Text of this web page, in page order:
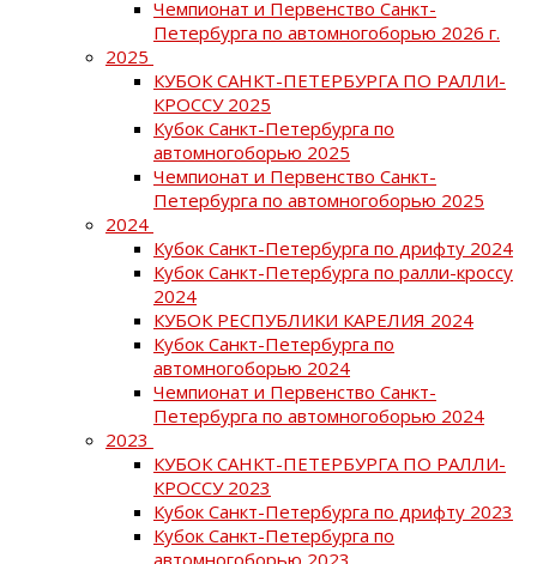
Чемпионат и Первенство Санкт-
Петербурга по автомногоборью 2026 г.
2025
КУБОК САНКТ-ПЕТЕРБУРГА ПО РАЛЛИ-
КРОССУ 2025
Кубок Санкт-Петербурга по
автомногоборью 2025
Чемпионат и Первенство Санкт-
Петербурга по автомногоборью 2025
2024
Кубок Санкт-Петербурга по дрифту 2024
Кубок Санкт-Петербурга по ралли-кроссу
2024
КУБОК РЕСПУБЛИКИ КАРЕЛИЯ 2024
Кубок Санкт-Петербурга по
автомногоборью 2024
Чемпионат и Первенство Санкт-
Петербурга по автомногоборью 2024
2023
КУБОК САНКТ-ПЕТЕРБУРГА ПО РАЛЛИ-
КРОССУ 2023
Кубок Санкт-Петербурга по дрифту 2023
Кубок Санкт-Петербурга по
автомногоборью 2023